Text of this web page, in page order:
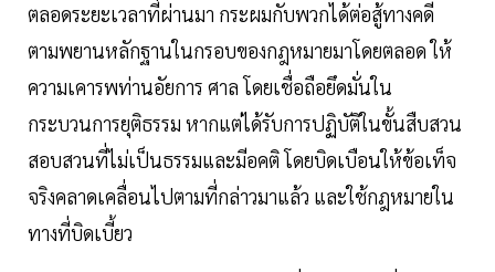
ตลอดระยะเวลาที่ผ่านมา กระผมกับพวกได้ต่อสู้ทางคดี
ตามพยานหลักฐานในกรอบของกฎหมายมาโดยตลอด ให้
ความเคารพท่านอัยการ ศาล โดยเชื่อถือยึดมั่นใน
กระบวนการยุติธรรม หากแต่ได้รับการปฏิบัติในขั้นสืบสวน
สอบสวนที่ไม่เป็นธรรมและมีอคติ โดยบิดเบือนให้ข้อเท็จ
จริงคลาดเคลื่อนไปตามที่กล่าวมาแล้ว และใช้กฎหมายใน
ทางที่บิดเบี้ยว